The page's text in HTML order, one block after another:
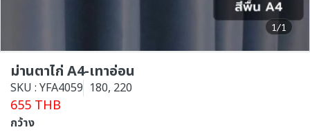
1/1
ม่านตาไก่ A4-เทาอ่อน
SKU : YFA4059 180, 220
655 THB
กว้าง